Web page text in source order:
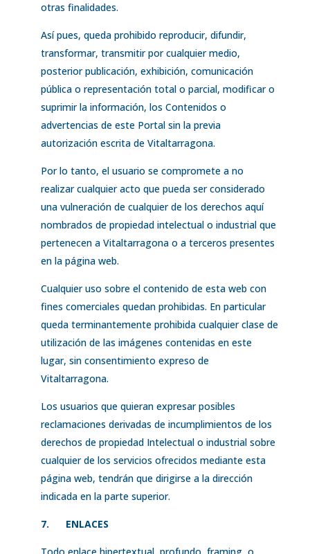
otras finalidades.
Así pues, queda prohibido reproducir, difundir,
transformar, transmitir por cualquier medio,
posterior publicación, exhibición, comunicación
pública o representación total o parcial, modificar o
suprimir la información, los Contenidos o
advertencias de este Portal sin la previa
autorización escrita de Vitaltarragona.
Por lo tanto, el usuario se compromete a no
realizar cualquier acto que pueda ser considerado
una vulneración de cualquier de los derechos aquí
nombrados de propiedad intelectual o industrial que
pertenecen a Vitaltarragona o a terceros presentes
en la página web.
Cualquier uso sobre el contenido de esta web con
fines comerciales quedan prohibidas. En particular
queda terminantemente prohibida cualquier clase de
utilización de las imágenes contenidas en este
lugar, sin consentimiento expreso de
Vitaltarragona.
Los usuarios que quieran expresar posibles
reclamaciones derivadas de incumplimientos de los
derechos de propiedad Intelectual o industrial sobre
cualquier de los servicios ofrecidos mediante esta
página web, tendrán que dirigirse a la dirección
indicada en la parte superior.
7. ENLACES